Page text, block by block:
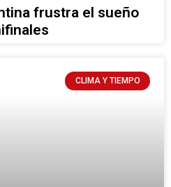
frustra el sueño
CLIMA Y TIEMPO